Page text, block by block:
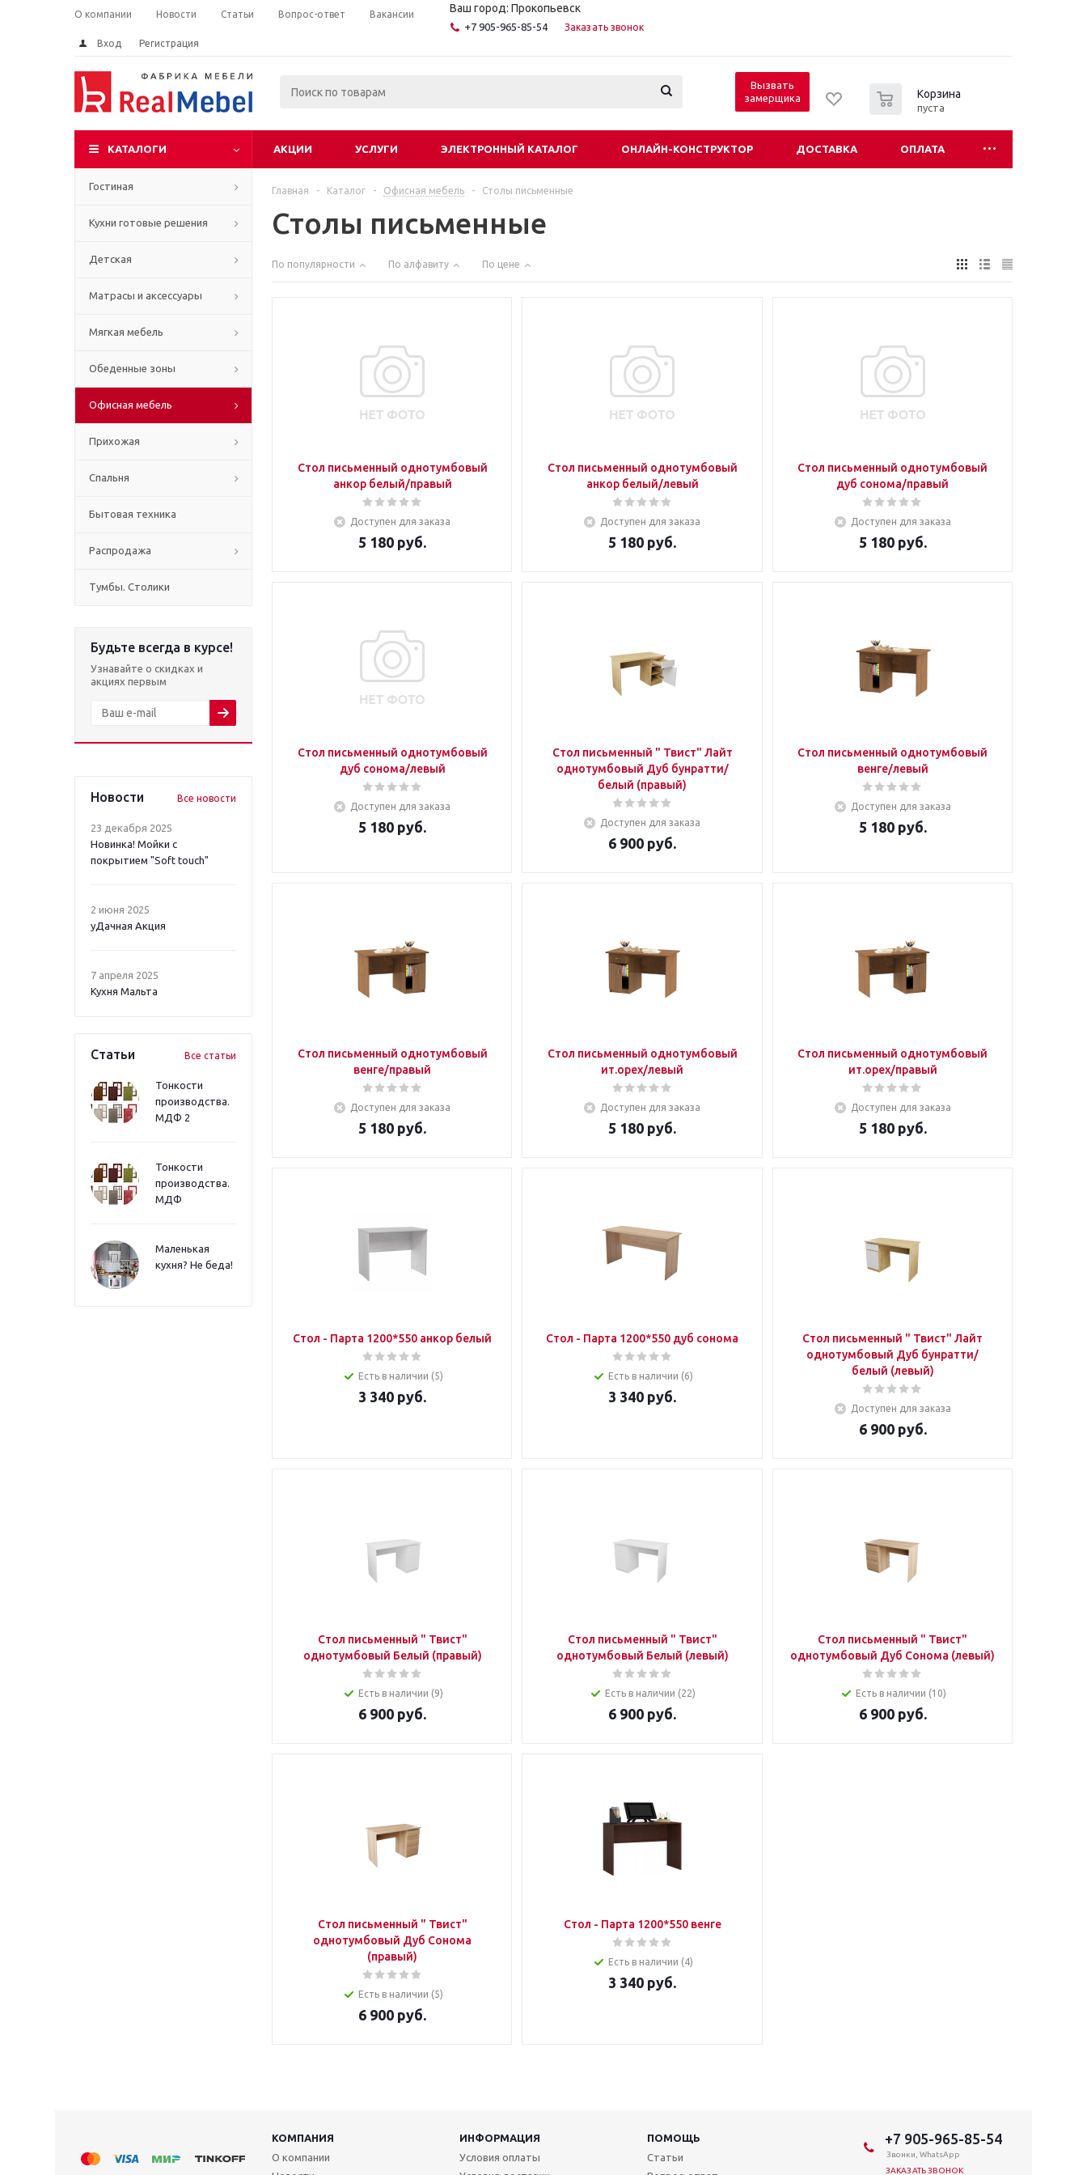
О компании Новости Статьи Вопрос-ответ Вакансии Ваш город: Прокопьевск
+7 905-965-85-54
Заказать звонок
Вход
Регистрация
Вызвать
замерщика
Корзина
пуста
КАТАЛОГИ АКЦИИ УСЛУГИ ЭЛЕКТРОННЫЙ КАТАЛОГ ОНЛАЙН-КОНСТРУКТОР ДОСТАВКА ОПЛАТА
Гостиная
Кухни готовые решения
Детская
Матрасы и аксессуары
Мягкая мебель
Обеденные зоны
Офисная мебель
Прихожая
Спальня
Бытовая техника
Распродажа
Тумбы. Столики
Будьте всегда в курсе!
Узнавайте о скидках и
акциях первым
Новости Все новости
23 декабря 2025
Новинка! Мойки с
покрытием "Soft touch"
2 июня 2025
уДачная Акция
7 апреля 2025
Кухня Мальта
Статьи Все статьи
Тонкости
производства.
МДФ 2
Тонкости
производства.
МДФ
Маленькая
кухня? Не беда!
Главная - Каталог - Офисная мебель - Столы письменные
Столы письменные
По популярности По алфавиту По цене
Стол письменный однотумбовый
анкор белый/правый
Доступен для заказа
5 180 руб.
Стол письменный однотумбовый
анкор белый/левый
Доступен для заказа
5 180 руб.
Стол письменный однотумбовый
дуб сонома/правый
Доступен для заказа
5 180руб.
Стол письменный однотумбовый
дуб сонома/левый
Доступен для заказа
5 180 руб.
Стол письменный " Твист" Лайт
однотумбовый Дуб бунратти/
белый (правый)
Доступен для заказа
6 900 руб.
Стол письменный однотумбовый
венге/левый
Доступен для заказа
5 180руб.
Стол письменный однотумбовый
венге/правый
Доступен для заказа
5 180 руб.
Стол письменный однотумбовый
ит.орех/левый
Доступен для заказа
5 180 руб.
Стол письменный однотумбовый
ит.орех/правый
Доступен для заказа
5 180руб.
Стол - Парта 1200*550 анкор белый
Есть в наличии (5)
3 340 руб.
Стол - Парта 1200*550 дуб сонома
Есть в наличии (6)
3 340 руб.
Стол письменный " Твист" Лайт
однотумбовый Дуб бунратти/
белый (левый)
Доступен для заказа
6 900руб.
Стол письменный " Твист"
однотумбовый Белый (правый)
Есть в наличии (9)
6 900 руб.
Стол письменный " Твист"
однотумбовый Белый (левый)
Есть в наличии (22)
6 900 руб.
Стол письменный " Твист"
однотумбовый Дуб Сонома (левый)
Есть в наличии (10)
6 900руб.
Стол письменный " Твист"
однотумбовый Дуб Сонома
(правый)
Есть в наличии (5)
6 900 руб.
Стол - Парта 1200*550 венге
Есть в наличии (4)
3 340 руб.
КОМПАНИЯ ИНФОРМАЦИЯ
ПОМОЩЬ
О компании
Условия оплаты
Статьи
+7 905-965-85-54
Звонки, WhatsApp
ЗАКАЗАТЬ ЗВОНОК